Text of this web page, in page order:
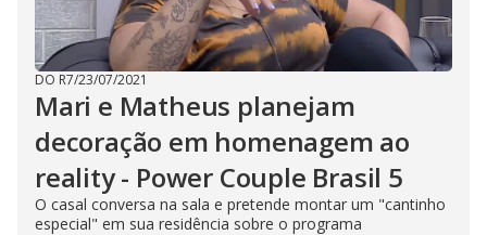
DO R7/23/07/2021
Mari e Matheus planejam
decoração em homenagem ao
reality - Power Couple Brasil 5
O casal conversa na sala e pretende montar um "cantinho
especial" em sua residência sobre o programa